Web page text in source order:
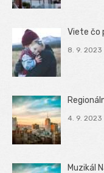
Viete čo
8. 9. 2023
4. 9. 2023
Muzikál